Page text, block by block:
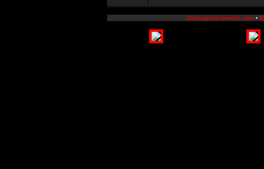
Darkageofcamelot.com •